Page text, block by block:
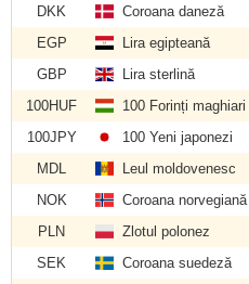
DKK
Coroana daneză
EGP
Lira egipteană
GBP
Lira sterlină
100HUF
100 Forinți maghiari
100JPY
100 Yeni japonezi
MDL
Leul moldovenesc
NOK
Coroana norvegiană
PLN
Zlotul polonez
SEK
Coroana suedeză